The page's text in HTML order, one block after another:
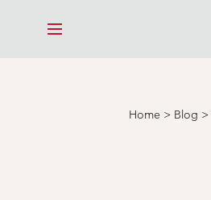
MENU
Home > Blog >